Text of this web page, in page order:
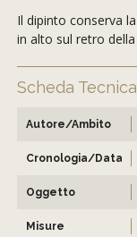
Il dipinto conserva
in alto sul retro della
Scheda Tecnica
Autore/Ambito
Cronologia/Data
Oggetto
Misure